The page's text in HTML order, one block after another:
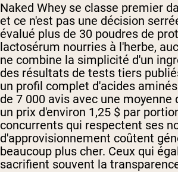
Naked Whey se classe premier
et ce n'est pas une décision
évalué plus de 30 poudres de
lactosérum nourries à l'herbe,
ne combine la simplicité d'un
des résultats de tests tiers
un profil complet d'acides
de 7 000 avis avec une moyenne
un prix d'environ 1,25 $ par
concurrents qui respectent ses
d'approvisionnement coûtent
beaucoup plus cher. Ceux qui
sacrifient souvent la